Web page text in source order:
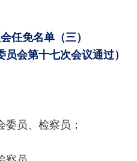
任免名单（三）
员会第十七次会议通过）
会委员、检察员；